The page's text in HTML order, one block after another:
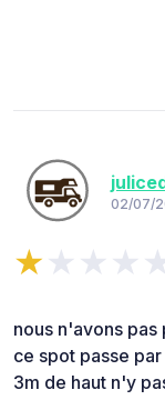
02/07/
nous n'avons
ce spot passe
3m de haut n'y